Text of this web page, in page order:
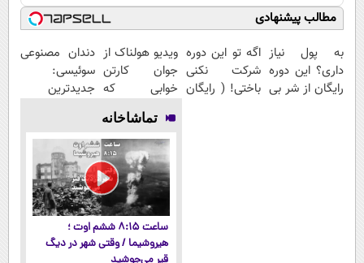
مطالب پیشنهادی
به پول نیاز
داری؟ این دوره
رایگان از شر بی
اگه تو این دوره
شرکت نکنی
باختی! ( رایگان
ویدیو هولناک از
جوان کارتن
خوابی که
میلیاردر شد.
آموزش رایگان
دندان مصنوعی
سوئیسی:
جدیدترین
پرداخت قسطی
تماشاخانه
ساعت ۸:۱۵ ششم اوت ؛
هیروشیما / وقتی شهر در دیگ